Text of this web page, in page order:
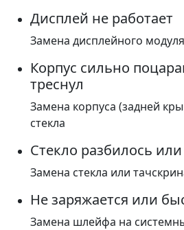
Дисплей не работает
Замена дисплейного модуля
Корпус сильно
треснул
Замена корпуса (задней
стекла
Стекло разбилось
Замена стекла или
Не заряжается или
Замена шлейфа на